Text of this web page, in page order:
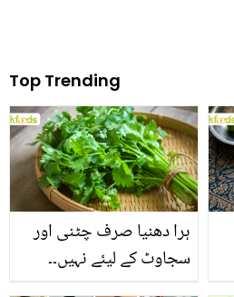
Top Trending
ہرا دھنیا صرف چٹنی اور
سجاوٹ کے لیئے نہیں۔۔